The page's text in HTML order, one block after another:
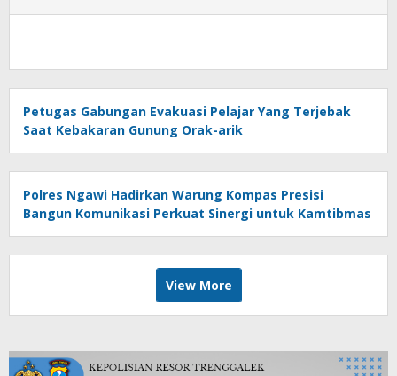
Petugas Gabungan Evakuasi Pelajar Yang Terjebak
Saat Kebakaran Gunung Orak-arik
Polres Ngawi Hadirkan Warung Kompas Presisi
Bangun Komunikasi Perkuat Sinergi untuk Kamtibmas
View More